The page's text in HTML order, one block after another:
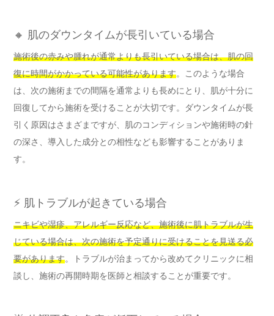
🔸 肌のダウンタイムが長引いている場合
施術後の赤みや腫れが通常よりも長引いている場合は、肌の回
復に時間がかかっている可能性があります。このような場合
は、次の施術までの間隔を通常よりも長めにとり、肌が十分に
回復してから施術を受けることが大切です。ダウンタイムが長
引く原因はさまざまですが、肌のコンディションや施術時の針
の深さ、導入した成分との相性なども影響することがありま
す。
⚡ 肌トラブルが起きている場合
ニキビや湿疹、アレルギー反応など、施術後に肌トラブルが生
じている場合は、次の施術を予定通りに受けることを見送る必
要があります。トラブルが治まってから改めてクリニックに相
談し、施術の再開時期を医師と相談することが重要です。